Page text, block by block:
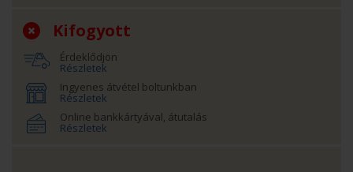
Kifogyott
Érdeklődjön
Részletek
Ingyenes átvétel boltunkban
Részletek
Online bankkártyával, átutalás
Részletek